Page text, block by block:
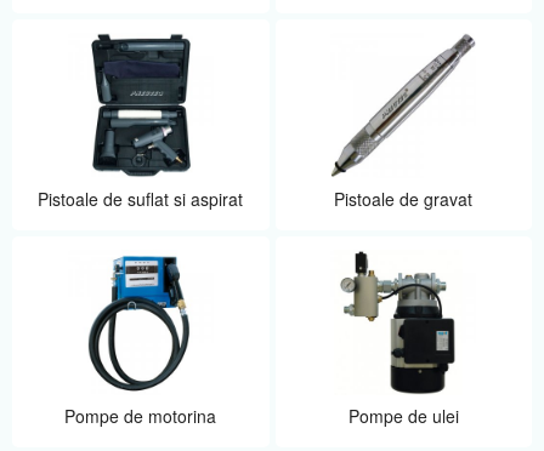
Pistoale de suflat si aspirat Pistoale de gravat
Pompe de motorina Pompe de ulei